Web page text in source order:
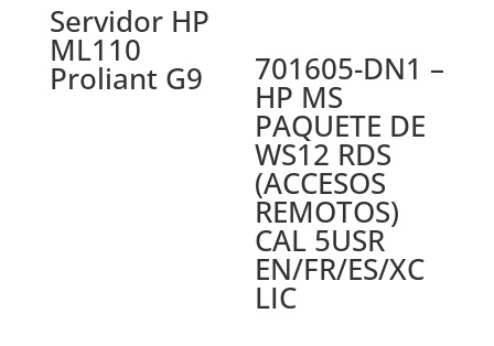
Servidor HP
ML110
Proliant G9 701605-DN1 –
HP MS
PAQUETE DE
WS12 RDS
(ACCESOS
REMOTOS)
CAL 5USR
EN/FR/ES/XC
LIC